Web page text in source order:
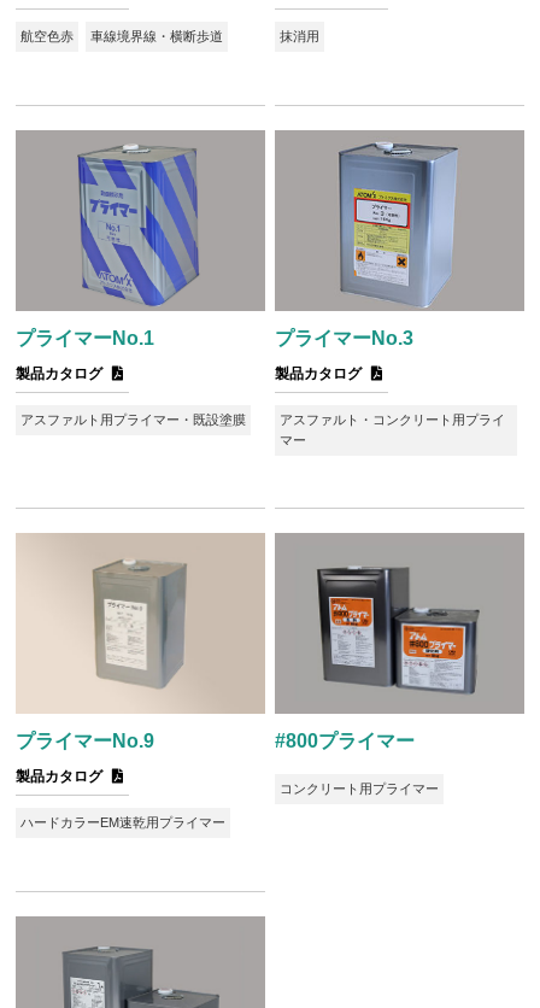
航空色赤 車線境界線・横断歩道 抹消用
プライマーNo.1
製品カタログ
アスファルト用プライマー・既設塗膜
プライマーNo.3
製品カタログ
アスファルト・コンクリート用プライ
マー
プライマーNo.9
製品カタログ
ハードカラーEM速乾用プライマー
#800プライマー
コンクリート用プライマー